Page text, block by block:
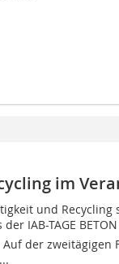
im
und Recycling
der IAB-TAGE
Auf der zweitägigen